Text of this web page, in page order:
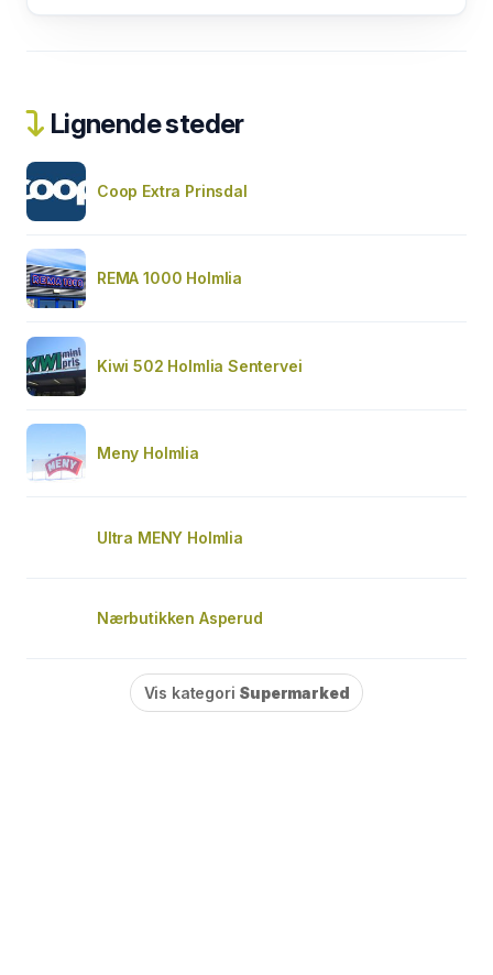
Lignende steder
Coop Extra Prinsdal
REMA 1000 Holmlia
Kiwi 502 Holmlia Sentervei
Meny Holmlia
Ultra MENY Holmlia
Nærbutikken Asperud
Vis kategori Supermarked